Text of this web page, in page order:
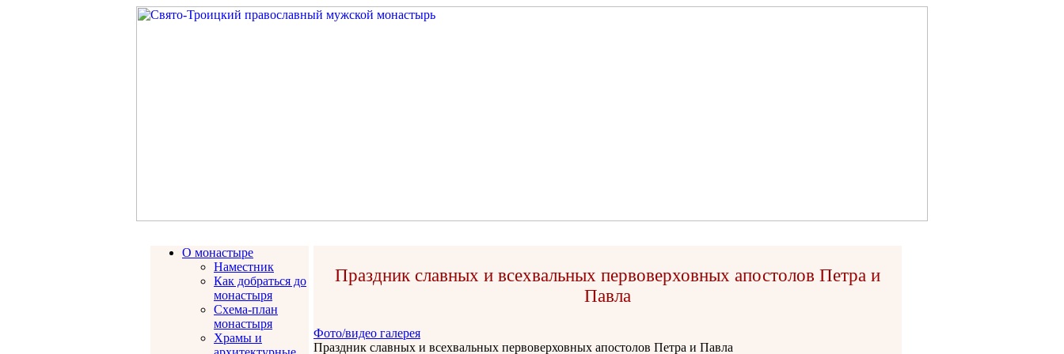
О монастыре
Наместник
Как добраться до
монастыря
Схема-план
монастыря
Храмы и
Праздник славных и всехвальных первоверховных апостолов Петра и
Павла
Фото/видео галерея
Праздник славных и всехвальных первоверховных апостолов Петра и Павла